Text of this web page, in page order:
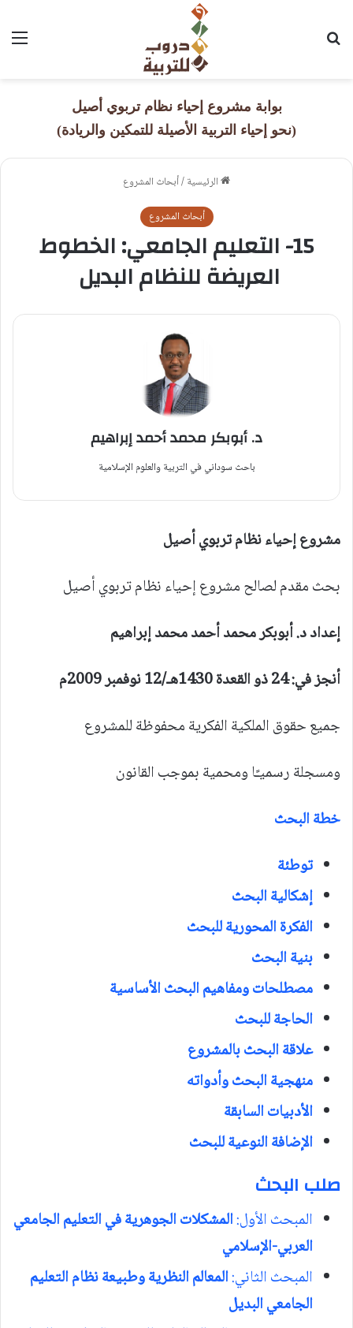
بوابة مشروع إحياء نظام تربوي أصيل
(نحو إحياء التربية الأصيلة للتمكين والريادة)
الرئيسية/أبحاث المشروع
أبحاث المشروع
15- التعليم الجامعي: الخطوط
العريضة للنظام البديل
د. أبوبكر محمد أحمد إبراهيم
باحث سوداني في التربية والعلوم الإسلامية
مشروع إحياء نظام تربوي أصيل
بحث مقدم لصالح مشروع إحياء نظام تربوي أصيل
إعدادد. أبوبكر محمد أحمد محمد إبراهيم
أنجز في:24 ذو القعدة 1430هـ/12 نوفمبر 2009م
جميع حقوق الملكية الفكرية محفوظة للمشروع
ومسجلة رسميـًا ومحمية بموجب القانون
خطة البحث
توطئة
إشكالية البحث
الفكرة المحورية للبحث
بنية البحث
مصطلحات ومفاهيم البحث الأساسية
الحاجة للبحث
علاقة البحث بالمشروع
منهجية البحث وأدواته
الأدبيات السابقة
الإضافة النوعية للبحث
صلب البحث
المبحث الأول:المشكلات الجوهرية في التعليم الجامعي
العربي-الإسلامي
المبحث الثاني:المعالم النظرية وطبيعة نظام التعليم
الجامعي البديل